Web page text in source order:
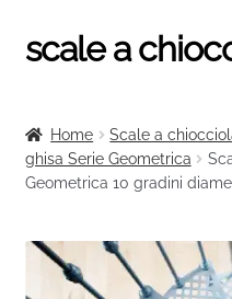
Vai
alla
Vai
al
scale a
Tutte le scale
Ringhiere e balaustre
Home Scale a
ghisa Serie Geometrica
Geometrica 10 gradini